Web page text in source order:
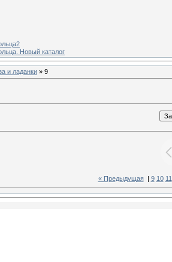
Новый каталог
и ладанки » 9
« Предыдущая| 9 10 11